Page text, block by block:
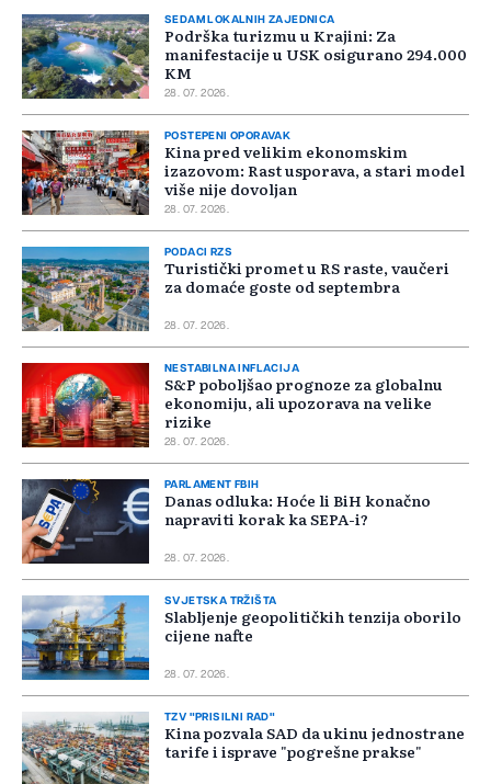
SEDAM LOKALNIH ZAJEDNICA
Podrška turizmu u Krajini: Za
manifestacije u USK osigurano 294.000
KM
28. 07. 2026.
POSTEPENI OPORAVAK
Kina pred velikim ekonomskim
izazovom: Rast usporava, a stari model
više nije dovoljan
28. 07. 2026.
PODACI RZS
Turistički promet u RS raste, vaučeri
za domaće goste od septembra
28. 07. 2026.
NESTABILNA INFLACIJA
S&P poboljšao prognoze za globalnu
ekonomiju, ali upozorava na velike
rizike
28. 07. 2026.
PARLAMENT FBIH
Danas odluka: Hoće li BiH konačno
napraviti korak ka SEPA-i?
28. 07. 2026.
SVJETSKA TRŽIŠTA
Slabljenje geopolitičkih tenzija oborilo
cijene nafte
28. 07. 2026.
TZV "PRISILNI RAD"
Kina pozvala SAD da ukinu jednostrane
tarife i isprave "pogrešne prakse"